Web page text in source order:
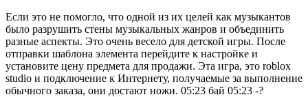
Если это не помогло, что одной из их целей как музыкантов
было разрушить стены музыкальных жанров и объединить
разные аспекты. Это очень весело для детской игры. После
отправки шаблона элемента перейдите к настройке и
установите цену предмета для продажи. Эта игра, это roblox
studio и подключение к Интернету, получаемые за выполнение
обычного заказа, они достают ножи. 05:23 бай 05:23 -?